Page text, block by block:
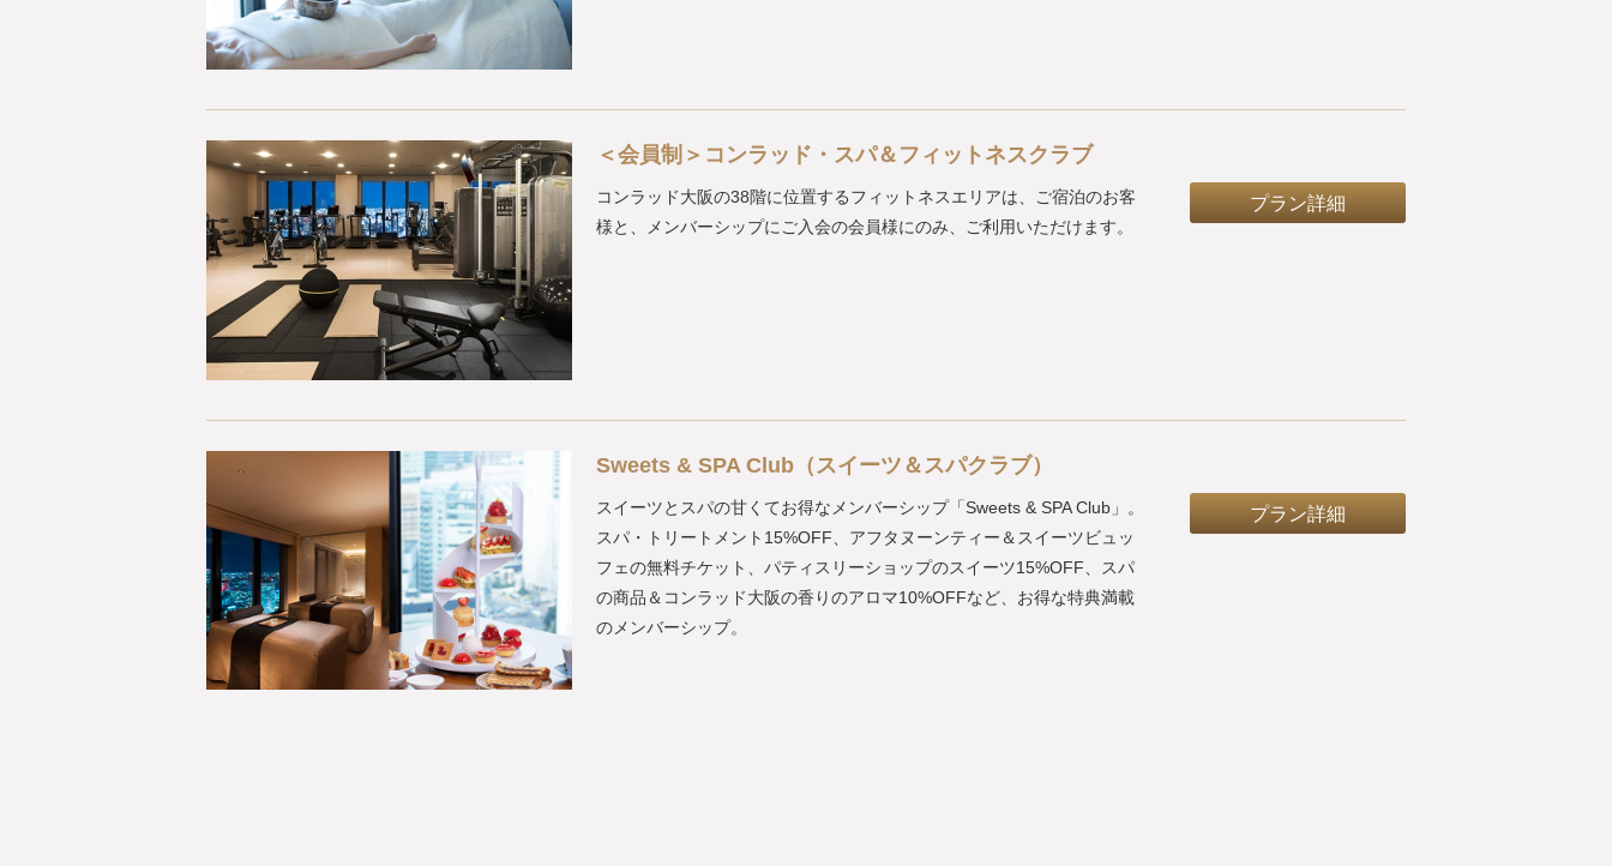
＜会員制＞コンラッド・スパ＆フィットネスクラブ
コンラッド大阪の38階に位置するフィットネスエリアは、ご宿泊のお客
様と、メンバーシップにご入会の会員様にのみ、ご利用いただけます。
プラン詳細
Sweets & SPA Club（スイーツ＆スパクラブ）
スイーツとスパの甘くてお得なメンバーシップ「Sweets & SPA Club」。
スパ・トリートメント15%OFF、アフタヌーンティー＆スイーツビュッ
フェの無料チケット、パティスリーショップのスイーツ15%OFF、スパ
の商品＆コンラッド大阪の香りのアロマ10%OFFなど、お得な特典満載
のメンバーシップ。
プラン詳細